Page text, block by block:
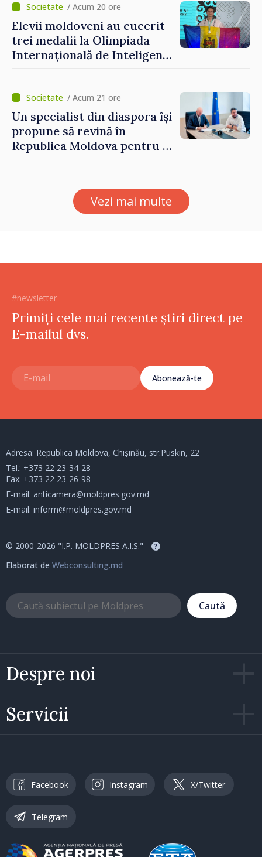
Grosu: „Este important să
depășim blocajele și să dăm o
șansă localităților să se
dezvolte”
/ Acum 20 ore
Elevii moldoveni au cucerit
trei medalii la Olimpiada
Internațională de Inteligență
/ Acum 21 ore
Un specialist din diaspora își
propune să revină în
Republica Moldova pentru a
Vezi mai multe
#newsletter
Primiți cele mai recente știri direct pe
E-mailul dvs.
Abonează-te
Despre noi
Servicii
Adresa: Republica Moldova, Chișinău, str.Puskin, 22
Tel.: +373 22 23-34-28
Fax: +373 22 23-26-98
E-mail: anticamera@moldpres.gov.md
E-mail: inform@moldpres.gov.md
© 2000-2026 "I.P. MOLDPRES A.I.S." ?
Elaborat de Webconsulting.md
Caută
Facebook Instagram X/Twitter
Telegram